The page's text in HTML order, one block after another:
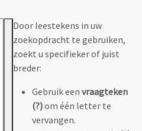
Door leestekens in uw
zoekopdracht te gebruiken,
zoekt u specifieker of juist
breder:
Gebruik een vraagteken
(?)om één letter te
vervangen.